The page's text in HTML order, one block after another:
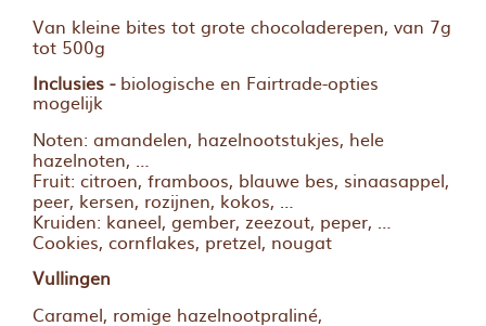
Van kleine bites tot grote chocoladerepen, van 7g
tot 500g
Inclusies - biologische en Fairtrade-opties
mogelijk
Noten: amandelen, hazelnootstukjes, hele
hazelnoten, …
Fruit: citroen, framboos, blauwe bes, sinaasappel,
peer, kersen, rozijnen, kokos, …
Kruiden: kaneel, gember, zeezout, peper, …
Cookies, cornflakes, pretzel, nougat
Vullingen
Caramel, romige hazelnootpraliné,